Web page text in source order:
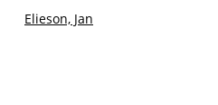
Elieson, Jan